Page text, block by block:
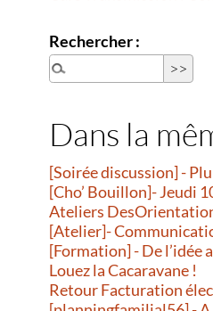
Rechercher :
Dans la
[Soirée discussion] -
[Cho’ Bouillon]- Jeudi
Ateliers
[Atelier]-
[Formation] - De l’idée
Louez la Cacaravane !
Retour Facturation